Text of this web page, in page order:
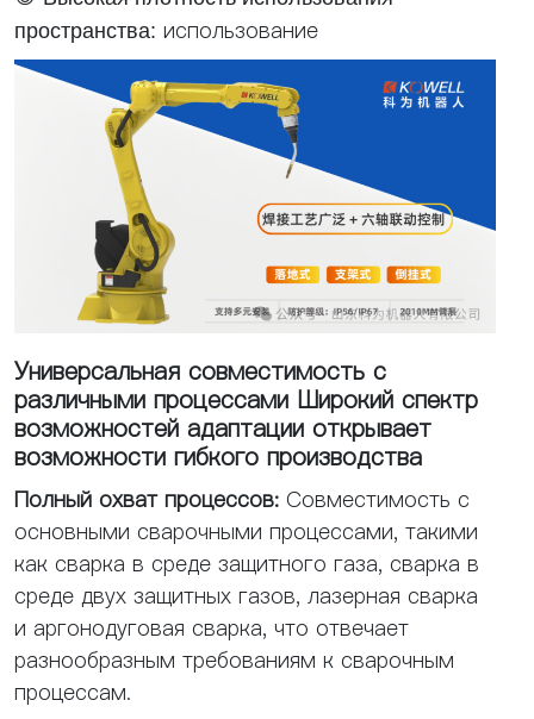
пространства: использование
Универсальная совместимость с
различными процессами Широкий спектр
возможностей адаптации открывает
возможности гибкого производства
Полный охват процессов: Совместимость с
основными сварочными процессами, такими
как сварка в среде защитного газа, сварка в
среде двух защитных газов, лазерная сварка
и аргонодуговая сварка, что отвечает
разнообразным требованиям к сварочным
процессам.